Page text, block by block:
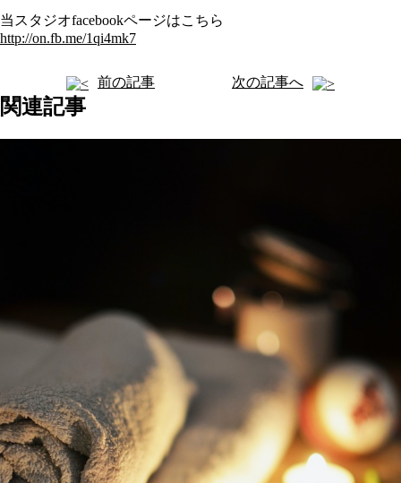
当スタジオfacebookページはこちら
http://on.fb.me/1qi4mk7
前の記事 次の記事へ
関連記事